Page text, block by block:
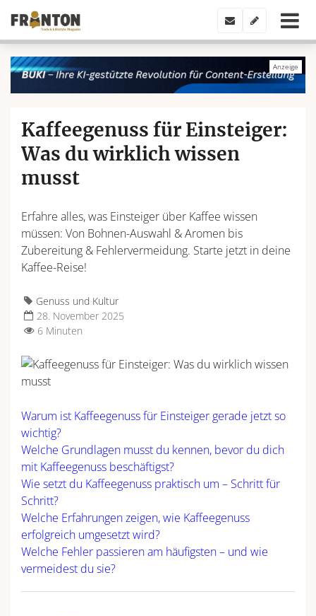
Kaffeegenuss für Einsteiger:
Was du wirklich wissen
musst
Erfahre alles, was Einsteiger über Kaffee wissen
müssen: Von Bohnen-Auswahl & Aromen bis
Zubereitung & Fehlervermeidung. Starte jetzt in deine
Kaffee-Reise!
Genuss und Kultur
28. November 2025
6 Minuten
Warum ist Kaffeegenuss für Einsteiger gerade jetzt so
wichtig?
Welche Grundlagen musst du kennen, bevor du dich
mit Kaffeegenuss beschäftigst?
Wie setzt du Kaffeegenuss praktisch um – Schritt für
Schritt?
Welche Erfahrungen zeigen, wie Kaffeegenuss
erfolgreich umgesetzt wird?
Welche Fehler passieren am häufigsten – und wie
vermeidest du sie?